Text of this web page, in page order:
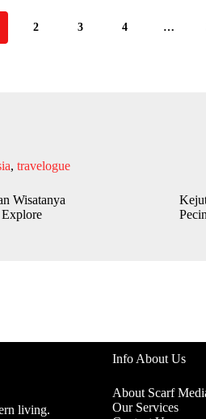
2 3 4 …
, travelogue
Wisatanya
living.
Info About Us
About Scarf
Our Services